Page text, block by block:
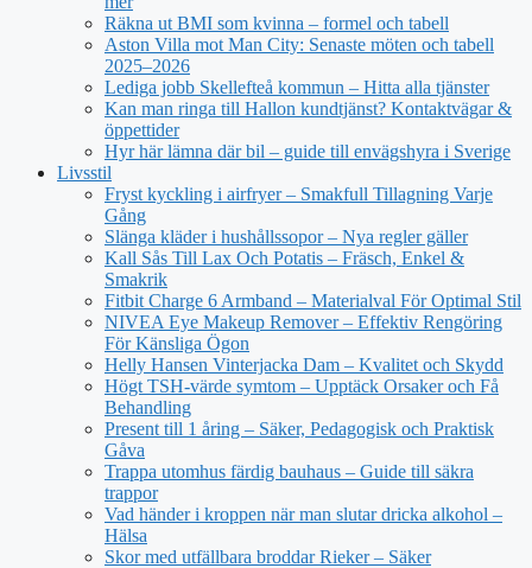
Räkna ut BMI som kvinna – formel och tabell
Aston Villa mot Man City: Senaste möten och tabell
2025–2026
Lediga jobb Skellefteå kommun – Hitta alla tjänster
Kan man ringa till Hallon kundtjänst? Kontaktvägar &
öppettider
Hyr här lämna där bil – guide till envägshyra i Sverige
Livsstil
Fryst kyckling i airfryer – Smakfull Tillagning Varje
Gång
Slänga kläder i hushållssopor – Nya regler gäller
Kall Sås Till Lax Och Potatis – Fräsch, Enkel &
Smakrik
Fitbit Charge 6 Armband – Materialval För Optimal Stil
NIVEA Eye Makeup Remover – Effektiv Rengöring
För Känsliga Ögon
Helly Hansen Vinterjacka Dam – Kvalitet och Skydd
Högt TSH-värde symtom – Upptäck Orsaker och Få
Behandling
Present till 1 åring – Säker, Pedagogisk och Praktisk
Gåva
Trappa utomhus färdig bauhaus – Guide till säkra
trappor
Vad händer i kroppen när man slutar dricka alkohol –
Hälsa
Skor med utfällbara broddar Rieker – Säker